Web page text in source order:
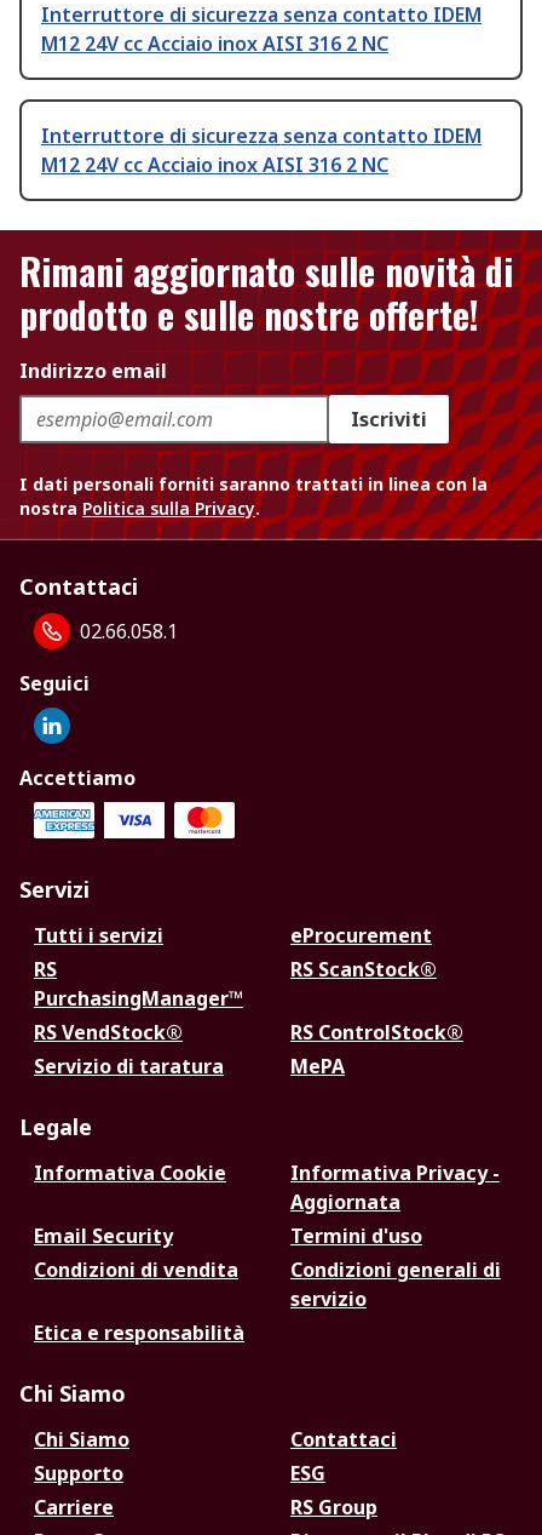
Interruttore di sicurezza senza contatto IDEM
M12 24V cc Acciaio inox AISI 316 2 NC
Interruttore di sicurezza senza contatto IDEM
M12 24V cc Acciaio inox AISI 316 2 NC
Rimani aggiornato sulle novità di
prodotto e sulle nostre offerte!
Indirizzo email
Iscriviti
I dati personali forniti saranno trattati in linea con la
nostra Politica sulla Privacy.
Contattaci
02.66.058.1
Seguici
Accettiamo
Servizi
Tutti i servizi
eProcurement
RS
PurchasingManager™
RS ScanStock®
RS VendStock®
RS ControlStock®
Servizio di taratura
MePA
Legale
Informativa Cookie
Informativa Privacy -
Aggiornata
Email Security
Termini d'uso
Condizioni di vendita
Condizioni generali di
servizio
Etica e responsabilità
Chi Siamo
Chi Siamo
Contattaci
Supporto
ESG
Carriere
RS Group